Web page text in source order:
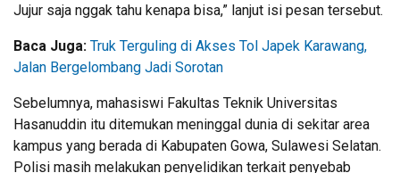
Jujur saja nggak tahu kenapa bisa,” lanjut isi pesan tersebut.
Baca Juga: Truk Terguling di Akses Tol Japek Karawang,
Jalan Bergelombang Jadi Sorotan
Sebelumnya, mahasiswi Fakultas Teknik Universitas
Hasanuddin itu ditemukan meninggal dunia di sekitar area
kampus yang berada di Kabupaten Gowa, Sulawesi Selatan.
Polisi masih melakukan penyelidikan terkait penyebab